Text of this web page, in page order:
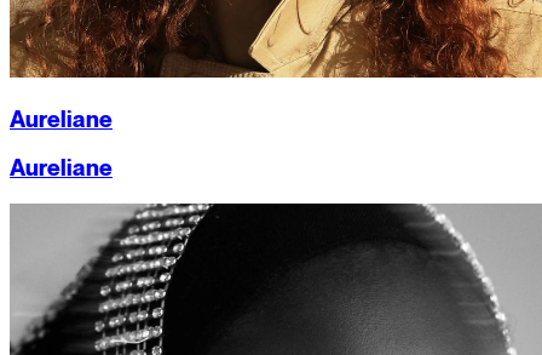
Aureliane
Aureliane